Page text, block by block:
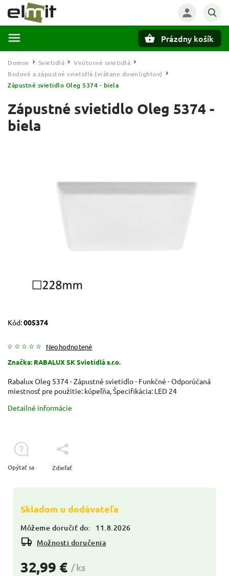
Prázdny košík
Domov / Svietidlá / Vnútorné svietidlá /
Bodové a zápustné svietidlá (vrátane downlightov) /
Zápustné svietidlo Oleg 5374 - biela
Zápustné svietidlo Oleg 5374 -
biela
Kód:005374
Neohodnotené
Značka: RABALUX SK Svietidlá s.r.o.
32,99 € / ks
Skladom u dodávateľa
Môžeme doručiť do:
11.8.2026
Možnosti doručenia
Rabalux Oleg 5374 - Zápustné svietidlo - Funkčné - Odporúčaná
miestnosť pre použitie: kúpeľňa, Špecifikácia: LED 24
Detailné informácie
Opýtať sa Zdieľať